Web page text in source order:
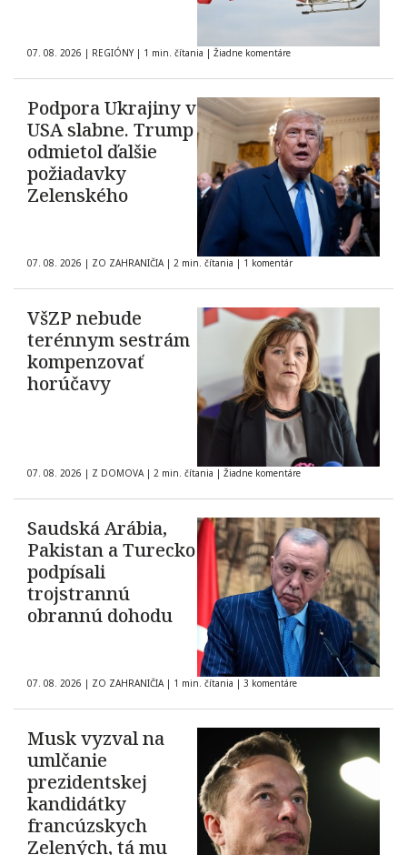
07. 08. 2026 | REGIÓNY | 1 min. čítania | Žiadne komentáre
Podpora Ukrajiny v
USA slabne. Trump
odmietol ďalšie
požiadavky
Zelenského
07. 08. 2026 | ZO ZAHRANIČIA | 2 min. čítania | 1 komentár
VšZP nebude
terénnym sestrám
kompenzovať
horúčavy
07. 08. 2026 | Z DOMOVA | 2 min. čítania | Žiadne komentáre
Saudská Arábia,
Pakistan a Turecko
podpísali
trojstrannú
obrannú dohodu
07. 08. 2026 | ZO ZAHRANIČIA | 1 min. čítania | 3 komentáre
Musk vyzval na
umlčanie
prezidentskej
kandidátky
francúzskych
Zelených, tá mu